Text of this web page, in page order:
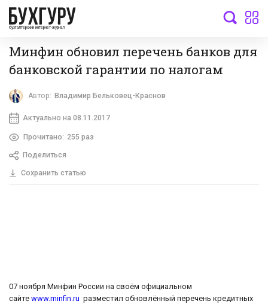
бухгалтерский интернет-журнал
Минфин обновил перечень банков для
банковской гарантии по налогам
Автор: Владимир Бельковец-Краснов
Актуально на 08.11.2017
Прочитано: 255 раз
Поделиться
Сохранить статью
07 ноября Минфин России на своём официальном
сайте www.minfin.ru разместил обновлённый перечень кредитных